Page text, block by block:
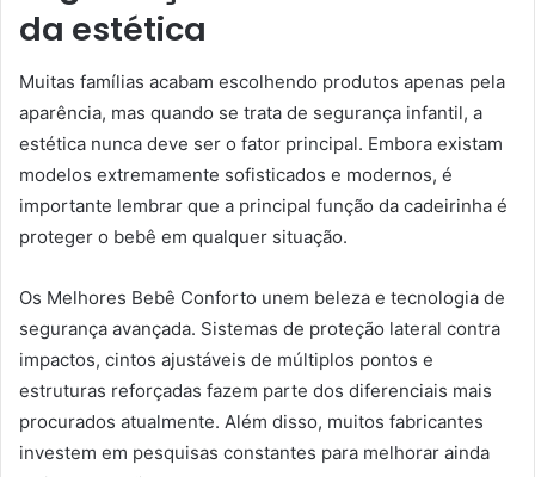
da estética
Muitas famílias acabam escolhendo produtos apenas pela
aparência, mas quando se trata de segurança infantil, a
estética nunca deve ser o fator principal. Embora existam
modelos extremamente sofisticados e modernos, é
importante lembrar que a principal função da cadeirinha é
proteger o bebê em qualquer situação.
Os Melhores Bebê Conforto unem beleza e tecnologia de
segurança avançada. Sistemas de proteção lateral contra
impactos, cintos ajustáveis de múltiplos pontos e
estruturas reforçadas fazem parte dos diferenciais mais
procurados atualmente. Além disso, muitos fabricantes
investem em pesquisas constantes para melhorar ainda